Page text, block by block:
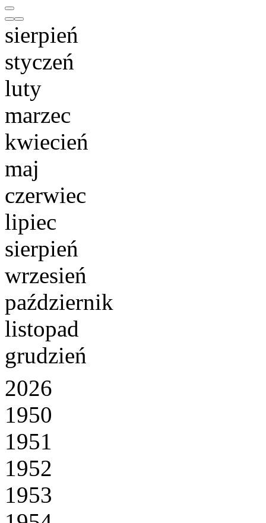
sierpień
styczeń
luty
marzec
kwiecień
maj
czerwiec
lipiec
sierpień
wrzesień
październik
listopad
grudzień
2026
1950
1951
1952
1953